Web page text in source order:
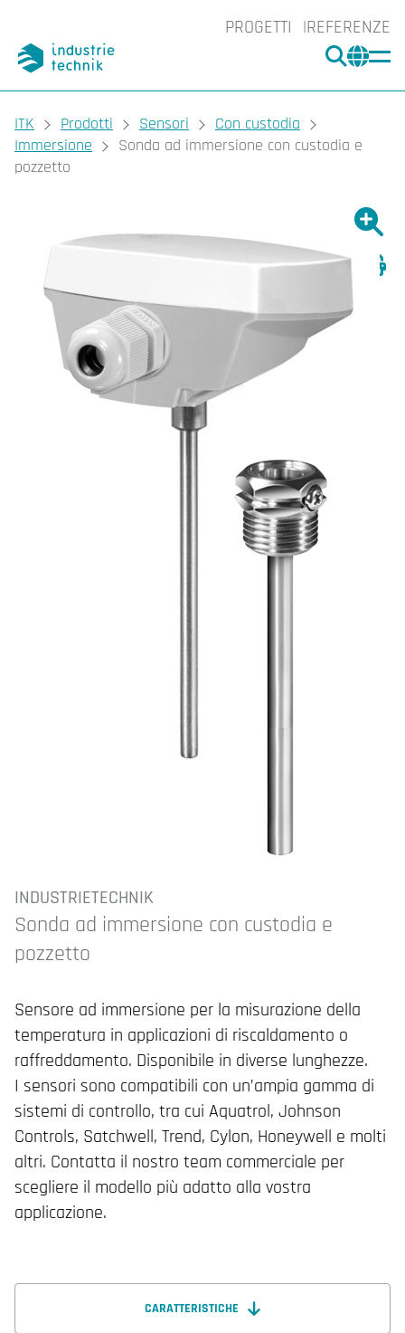
PROGETTI REFERENZE
CERCA
You are here:
ITK Prodotti Sensori
Con custodia
Immersione
Sonda ad immersione con custodia e
pozzetto
INDUSTRIETECHNIK
Sonda ad immersione con custodia e
pozzetto
Sensore ad immersione per la misurazione della
temperatura in applicazioni di riscaldamento o
raffreddamento. Disponibile in diverse lunghezze.
I sensori sono compatibili con un’ampia gamma di
sistemi di controllo, tra cui Aquatrol, Johnson
Controls, Satchwell, Trend, Cylon, Honeywell e molti
altri. Contatta il nostro team commerciale per
scegliere il modello più adatto alla vostra
applicazione.
CARATTERISTICHE